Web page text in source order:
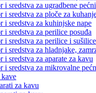
i sredstva za ugradbene
i sredstva za ploče za
i sredstva za kuhinjske nape
i sredstva za perilice posuđa
i sredstva za perilice i
i sredstva za hladnjake,
i sredstva za aparate za kavu
i sredstva za mikrovalne
za kavu